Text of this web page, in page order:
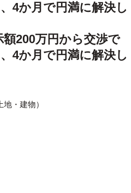
4か月で円満に解決し
額200万円から交渉で
4か月で円満に解決し
・建物）